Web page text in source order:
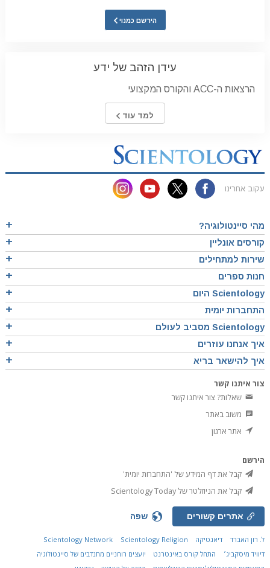
הירשם כמנוי
עידן הזהב של ידע
הרצאות ה-ACC והקורס המקצועי
למד עוד
עקוב אחרינו
מהי סיינטולוגיה?
קורסים אונליין
שירות למתחילים
חנות ספרים
Scientology היום
התחברות יומית
Scientology מסביב לעולם
איך אנחנו עוזרים
איך להישאר בריא
צור איתנו קשר
שאלות? צור איתנו קשר
משוב באתר
אתר ארגון
הירשם
קבל את דף המידע של 'התחברות יומית'
קבל את הניוזלטר של Scientology Today
אתרים קשורים שפה
ל. רון האברד דיאנטיקה Scientology Network
Scientology Religion
דיוויד מיסקביג׳
התחל קורס באינטרנט
יועצים רוחניים מתנדבים של סיינטולוגיה